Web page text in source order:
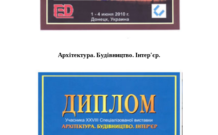
Архітектура. Будівництво. Інтер'єр.